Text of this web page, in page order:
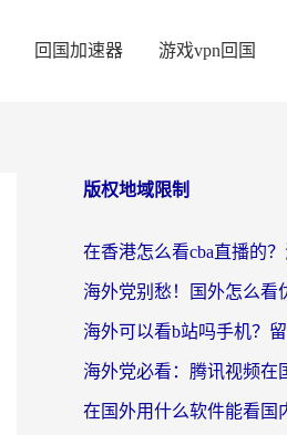
回国加速器 游戏vpn回国
版权地域限制